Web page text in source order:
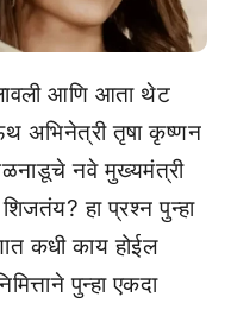
आणि आता थेट
अभिनेत्री तृषा कृष्णन
नवे मुख्यमंत्री
हा प्रश्न पुन्हा
कधी काय होईल
पुन्हा एकदा